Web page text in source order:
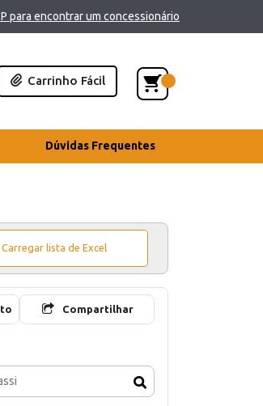
para encontrar um concessionário
Carrinho Fácil
Dúvidas Frequentes
Carregar lista de Excel
Compartilhar